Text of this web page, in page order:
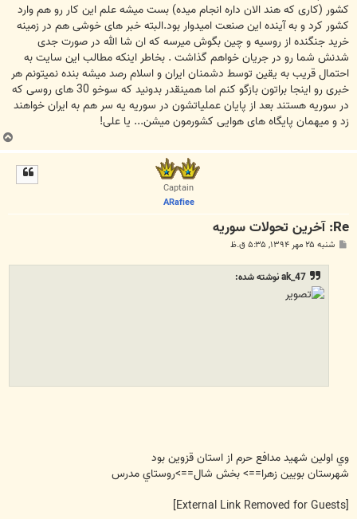
کشور (کاری که هند الان داره انجام میده) بست میشه علم این کار رو هم وارد
کشور کرد و به آینده این صنعت امیدوار بود.البته خبر های خوشی هم در زمینه
خرید جنگنده از روسیه و چین بگوش میرسه که ان شا الله در صورت جدی
شدنش شما رو در جریان خواهم گذاشت . بخاطر اینکه مطالب این سایت به
احتمال قریب به یقین توسط دشمنان ایران و اسلام رصد میشه بنده نمیتونم هر
خبری رو اینجا براتون بازگو کنم اما همینقدر بدونید که سوخو 30 های روسی که
در سوریه هستند بعد از پایان عملیاتشون در سوریه یه سر هم به ایران خواهند
زد و میهمان پایگاه های هوایی کشورمون میشن... یا علی!
ب
ا
Captain
ARafiee
Re: آخرين تحولات سوريه
پ شنبه ۲۵ مهر ۱۳۹۴, ۵:۳۵ ق.ظ
ak_47 نوشته شده:
وي اولين شهيد مدافع حرم از استان قزوين بود
شهرستان بويين زهرا==> بخش شال==>روستاي مدرس